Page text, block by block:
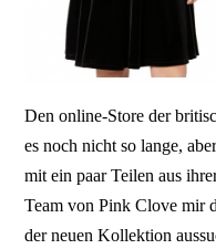
Den online-Store der
es noch nicht so lange,
mit ein paar Teilen aus
Team von Pink Clove mir
der neuen Kollektion